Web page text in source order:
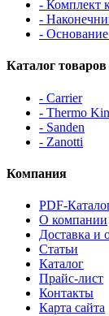
- Комплект
-
-
Каталог товаров
- Carrier
- Thermo
- Sanden
- Zanotti
Компания
PDF-
О компании
Доставка и
Статьи
Каталог
Прайс-лист
Контакты
Карта сайта